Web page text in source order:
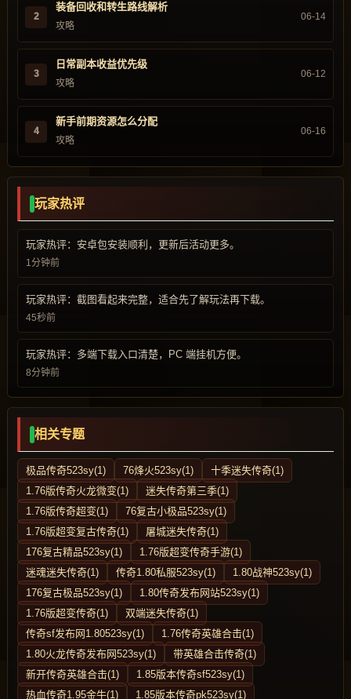
2
装备回收和转生路线解析
攻略
06-14
3
日常副本收益优先级
攻略
06-12
4
新手前期资源怎么分配
攻略
06-16
玩家热评
玩家热评：安卓包安装顺利，更新后活动更多。
1分钟前
玩家热评：截图看起来完整，适合先了解玩法再下载。
45秒前
玩家热评：多端下载入口清楚，PC 端挂机方便。
8分钟前
相关专题
极品传奇523sy(1) 76烽火523sy(1)
十季迷失传奇(1)
1.76版传奇火龙微变(1)
迷失传奇第三季(1)
1.76版传奇超变(1)
76复古小极品523sy(1)
1.76版超变复古传奇(1)
屠城迷失传奇(1)
176复古精品523sy(1)
1.76版超变传奇手游(1)
迷魂迷失传奇(1)
传奇1.80私服523sy(1)
1.80战神523sy(1)
176复古极品523sy(1)
1.80传奇发布网站523sy(1)
1.76版超变传奇(1)
双端迷失传奇(1)
传奇sf发布网1.80523sy(1)
1.76传奇英雄合击(1)
1.80火龙传奇发布网523sy(1)
带英雄合击传奇(1)
新开传奇英雄合击(1)
1.85版本传奇sf523sy(1)
热血传奇1.95金牛(1)
1.85版本传奇pk523sy(1)